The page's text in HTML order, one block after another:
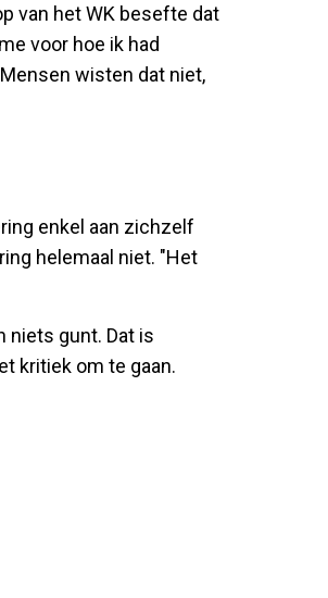
van het WK besefte dat
voor hoe ik had
wisten dat niet,
enkel aan zichzelf
helemaal niet. "Het
niets gunt. Dat is
kritiek om te gaan.